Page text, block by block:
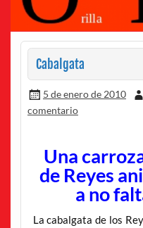
Cabalgata
5 de enero de 2010
comentario
Una
de Reyes
a no
La cabalgata de los